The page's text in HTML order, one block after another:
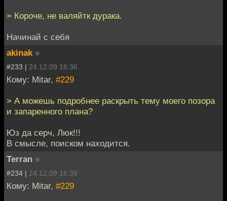
> Короче, не валяйтк дурака.
Начинай с себя
akinak »
#233 | 24.12.09 16:36
Кому: Mitar, #229
> А можешь подробнее раскрыть тему моего позора
и запаренного плана?
Юз да серч, Люк!!!
В смысле, поиском находится.
Terran »
#234 | 24.12.09 16:39
Кому: Mitar, #229